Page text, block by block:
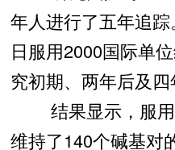
年人进行了五年追
日服用2000国际单
究初期、两年后及四
结果显示，服用
维持了140个碱基对